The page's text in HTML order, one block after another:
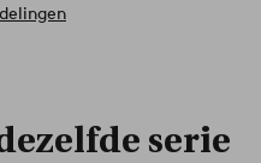
serie